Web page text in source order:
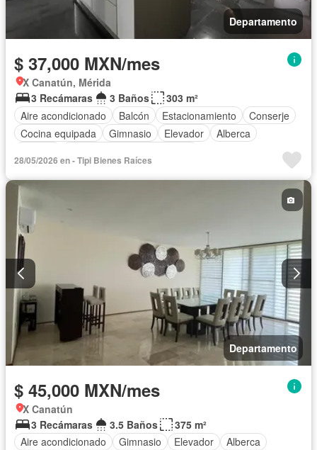
Departamento
$ 37,000 MXN/mes
X Canatún, Mérida
3 Recámaras
3 Baños
303 m²
Aire acondicionado
Balcón Estacionamiento
Conserje
Cocina equipada
Gimnasio Elevador
Alberca
28/05/2026 en - Tipi Bienes Raíces
Departamento
$ 45,000 MXN/mes
X Canatún
3 Recámaras
3.5 Baños
375 m²
Aire acondicionado
Gimnasio Elevador Alberca